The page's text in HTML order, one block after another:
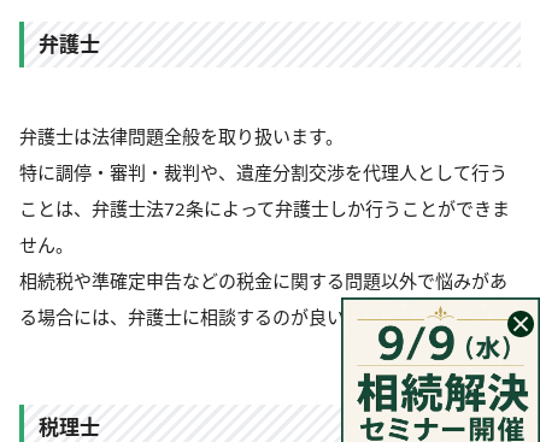
弁護士
弁護士は法律問題全般を取り扱います。
特に調停・審判・裁判や、遺産分割交渉を代理人として行う
ことは、弁護士法72条によって弁護士しか行うことができま
せん。
相続税や準確定申告などの税金に関する問題以外で悩みがあ
る場合には、弁護士に相談するのが良いでしょう。
税理士